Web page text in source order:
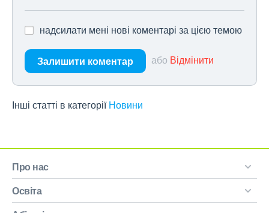
надсилати мені нові коментарі за цією темою
Залишити коментар або Відмінити
Інші статті в категорії Новини
Про нас
Освіта